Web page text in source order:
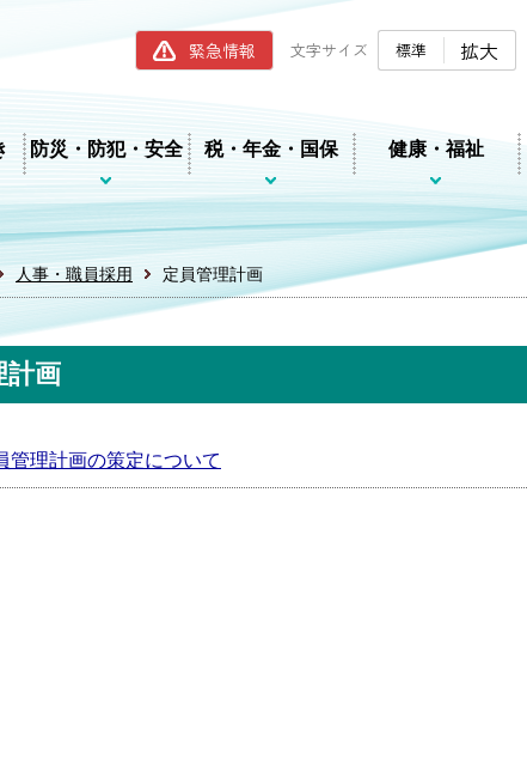
筑西市ホームページ
緊急情報 文字サイズ 標準 拡大
防災・防犯・安全 税・年金・国保 健康・福祉
人事・職員採用 定員管理計画
計画
管理計画の策定について